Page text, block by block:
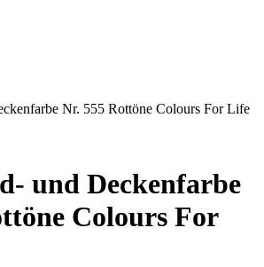
und Deckenfarbe
Colours For